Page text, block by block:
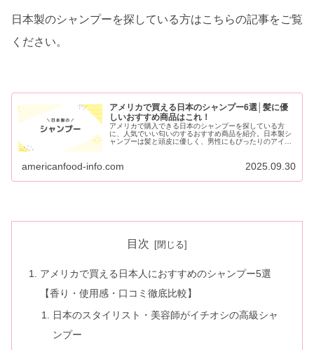
日本製のシャンプーを探している方はこちらの記事をご覧
ください。
アメリカで買える日本のシャンプー6選│髪に優
しいおすすめ商品はこれ！
アメリカで購入できる日本のシャンプーを探している方
に、人気でいい匂いのするおすすめ商品を紹介。日本製シ
ャンプーは髪と頭皮に優しく、男性にもぴったりのアイテ
americanfood-info.com 2025.09.30
目次
アメリカで買える日本人におすすめのシャンプー5選
【香り・使用感・口コミ徹底比較】
日本のスタイリスト・美容師がイチオシの高級シャ
ンプー